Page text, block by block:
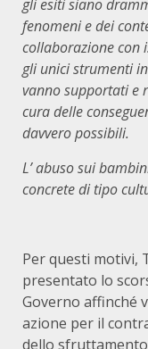
gli esiti siano
fenomeni e dei
collaborazione con
gli unici strumenti
vanno supportati e
cura delle
davvero possibili.
L’ abuso sui
concrete di tipo
Per questi motivi,
presentato lo
Governo affinché
azione per il
dello sfruttamento